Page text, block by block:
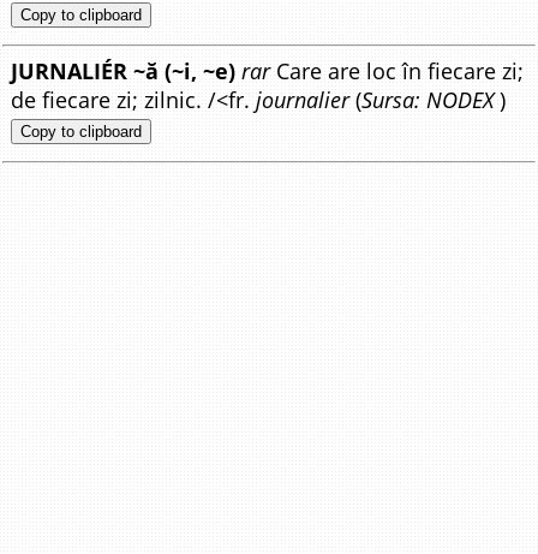
Copy to clipboard
JURNALIÉR ~ă (~i, ~e) rarCare are loc în fiecare zi;
de fiecare zi; zilnic. /<fr.journalier(Sursa: NODEX)
Copy to clipboard